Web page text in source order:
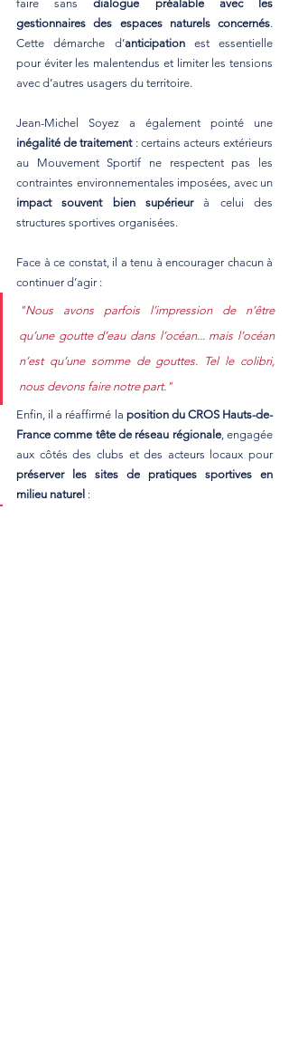
faire sans dialogue préalable avec les
gestionnaires des espaces naturels concernés.
Cette démarche d’anticipation est essentielle
pour éviter les malentendus et limiter les tensions
avec d’autres usagers du territoire.
inégalité de traitement : certains acteurs extérieurs
au Mouvement Sportif ne respectent pas les
impact souvent bien supérieur à celui des
structures sportives organisées.
Face à ce constat, il a tenu à encourager chacun à
continuer d’agir :
"Nous avons parfois l’impression de n’être
qu’une goutte d’eau dans l’océan... mais l’océan
n’est qu’une somme de gouttes. Tel le colibri,
nous devons faire notre part."
Enfin, il a réaffirmé la position du CROS Hauts-de-
France comme tête de réseau régionale, engagée
aux côtés des clubs et des acteurs locaux pour
préserver les sites de pratiques sportives en
milieu naturel :